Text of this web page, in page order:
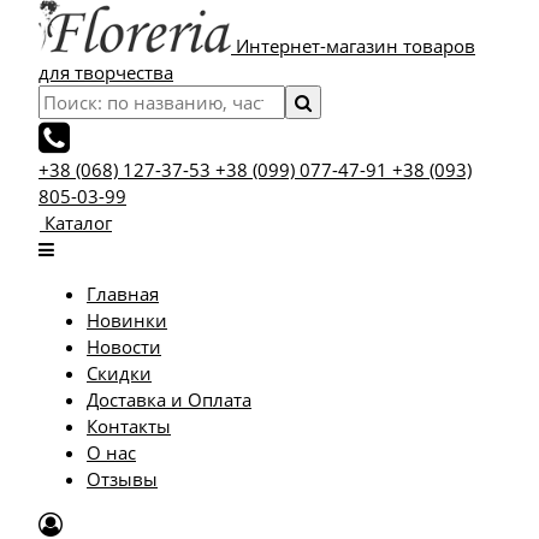
Интернет-магазин товаров
для творчества
+38 (068) 127-37-53 +38 (099) 077-47-91 +38 (093)
805-03-99
Каталог
Главная
Новинки
Новости
Скидки
Доставка и Оплата
Контакты
О нас
Отзывы